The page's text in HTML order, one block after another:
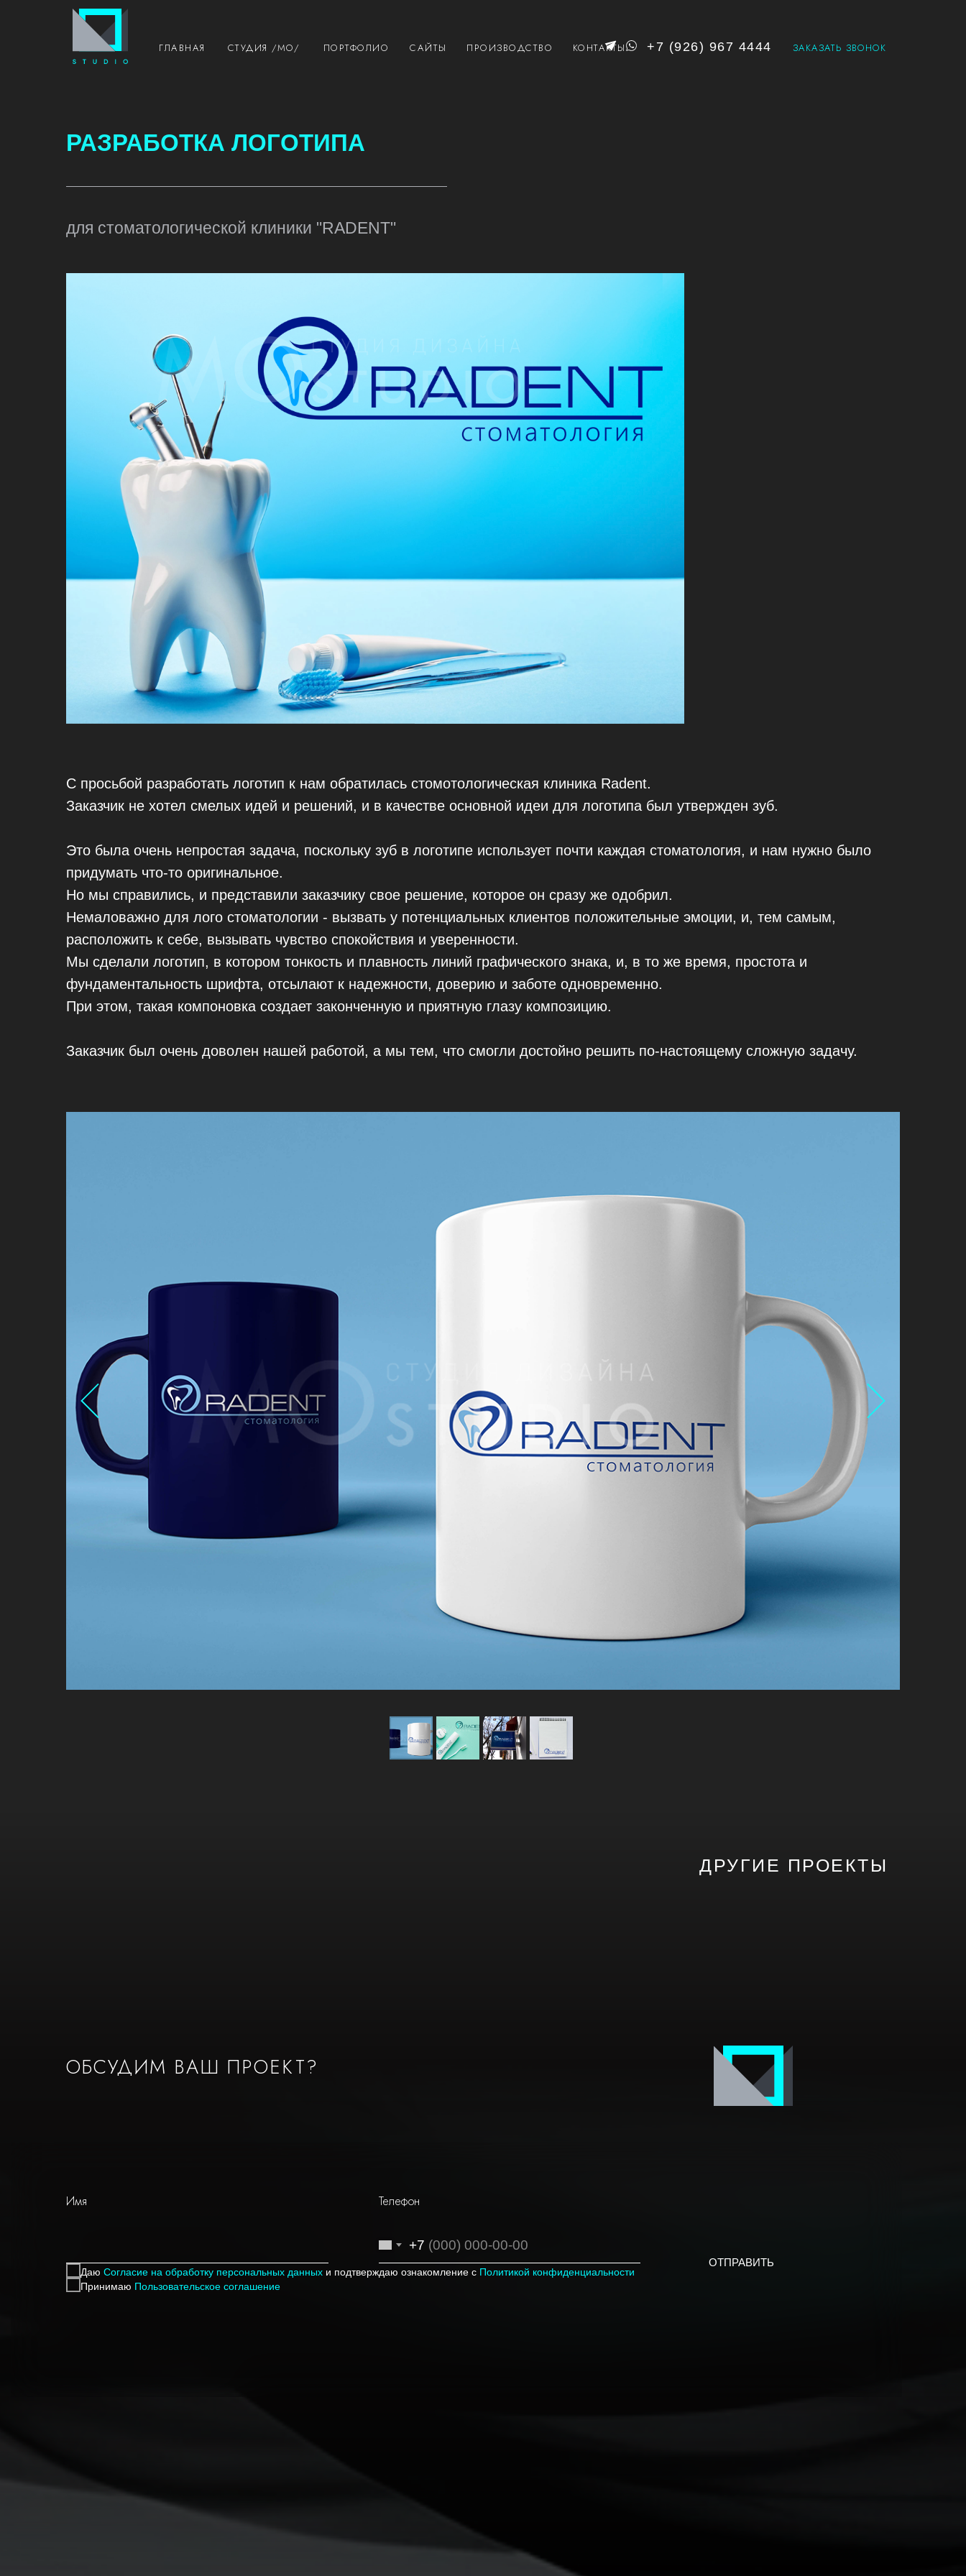
ЗАКАЗАТЬ ЗВОНОК
ГЛАВНАЯ СТУДИЯ /MO/ ПОРТФОЛИО САЙТЫ ПРОИЗВОДСТВО КОНТАКТЫ +7 (926) 967 4444
РАЗРАБОТКА ЛОГОТИПА
для стоматологической клиники "RADENT"
С просьбой разработать логотип к нам обратилась стомотологическая клиника Radent.
Заказчик не хотел смелых идей и решений, и в качестве основной идеи для логотипа был утвержден зуб.
Это была очень непростая задача, поскольку зуб в логотипе использует почти каждая стоматология, и нам нужно было
придумать что-то оригинальное.
Но мы справились, и представили заказчику свое решение, которое он сразу же одобрил.
Немаловажно для лого стоматологии - вызвать у потенциальных клиентов положительные эмоции, и, тем самым,
расположить к себе, вызывать чувство спокойствия и уверенности.
Мы сделали логотип, в котором тонкость и плавность линий графического знака, и, в то же время, простота и
фундаментальность шрифта, отсылают к надежности, доверию и заботе одновременно.
При этом, такая компоновка создает законченную и приятную глазу композицию.
Заказчик был очень доволен нашей работой, а мы тем, что смогли достойно решить по-настоящему сложную задачу.
ДРУГИЕ ПРОЕКТЫ
Имя Телефон
+7
Даю Согласие на обработку персональных данных и подтверждаю ознакомление с Политикой конфиденциальности
Принимаю Пользовательское соглашение
ОТПРАВИТЬ
ОБСУДИМ ВАШ ПРОЕКТ?